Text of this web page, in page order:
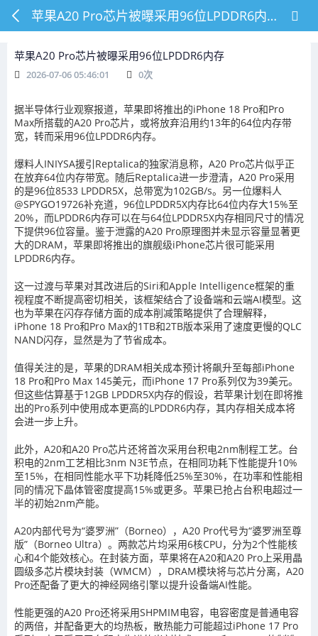
苹果A20 Pro芯片被曝采用96位LPDDR6内存
苹果A20 Pro芯片被曝采用96位LPDDR6内存
2026-07-06 05:46:01 0次
据半导体行业观察报道，苹果即将推出的iPhone 18 Pro和Pro
Max所搭载的A20 Pro芯片，或将放弃沿用约13年的64位内存带
宽，转而采用96位LPDDR6内存。
爆料人INIYSA援引Reptalica的独家消息称，A20 Pro芯片似乎正
在放弃64位内存带宽。随后Reptalica进一步澄清，A20 Pro采用
的是96位8533 LPDDR5X，总带宽为102GB/s。另一位爆料人
@SPYGO19726补充道，96位LPDDR5X内存比64位内存大15%至
20%，而LPDDR6内存可以在与64位LPDDR5X内存相同尺寸的情况
下提供96位容量。鉴于泄露的A20 Pro原理图并未显示容量显著更
大的DRAM，苹果即将推出的旗舰级iPhone芯片很可能采用
LPDDR6内存。
这一过渡与苹果对其改进后的Siri和Apple Intelligence框架的重
视程度不断提高密切相关，该框架结合了设备端和云端AI模型。这
也为苹果在闪存存储方面的成本削减策略提供了合理解释，
iPhone 18 Pro和Pro Max的1TB和2TB版本采用了速度更慢的QLC
NAND闪存，显然是为了节省成本。
值得关注的是，苹果的DRAM相关成本预计将飙升至每部iPhone
18 Pro和Pro Max 145美元，而iPhone 17 Pro系列仅为39美元。
但这些估算基于12GB LPDDR5X内存的假设，若苹果计划在即将推
出的Pro系列中使用成本更高的LPDDR6内存，其内存相关成本将
会进一步上升。
此外，A20和A20 Pro芯片还将首次采用台积电2nm制程工艺。台
积电的2nm工艺相比3nm N3E节点，在相同功耗下性能提升10%
至15%，在相同性能水平下功耗降低25%至30%，在功率和性能相
同的情况下晶体管密度提高15%或更多。苹果已抢占台积电超过一
半的初始2nm产能。
A20内部代号为“婆罗洲”（Borneo），A20 Pro代号为“婆罗洲至尊
版”（Borneo Ultra）。两款芯片均采用6核CPU，分为2个性能核
心和4个能效核心。在封装方面，苹果将在A20和A20 Pro上采用晶
圆级多芯片模块封装（WMCM），DRAM模块将与芯片分离，A20
Pro还配备了更大的神经网络引擎以提升设备端AI性能。
性能更强的A20 Pro还将采用SHPMIM电容，电容密度是普通电容
的两倍，并配备更大的均热板，散热能力可能超过iPhone 17 Pro